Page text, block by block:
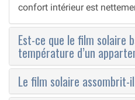
confort intérieur est
Est-ce que le film solaire
température d’un
Le film solaire assombrit-